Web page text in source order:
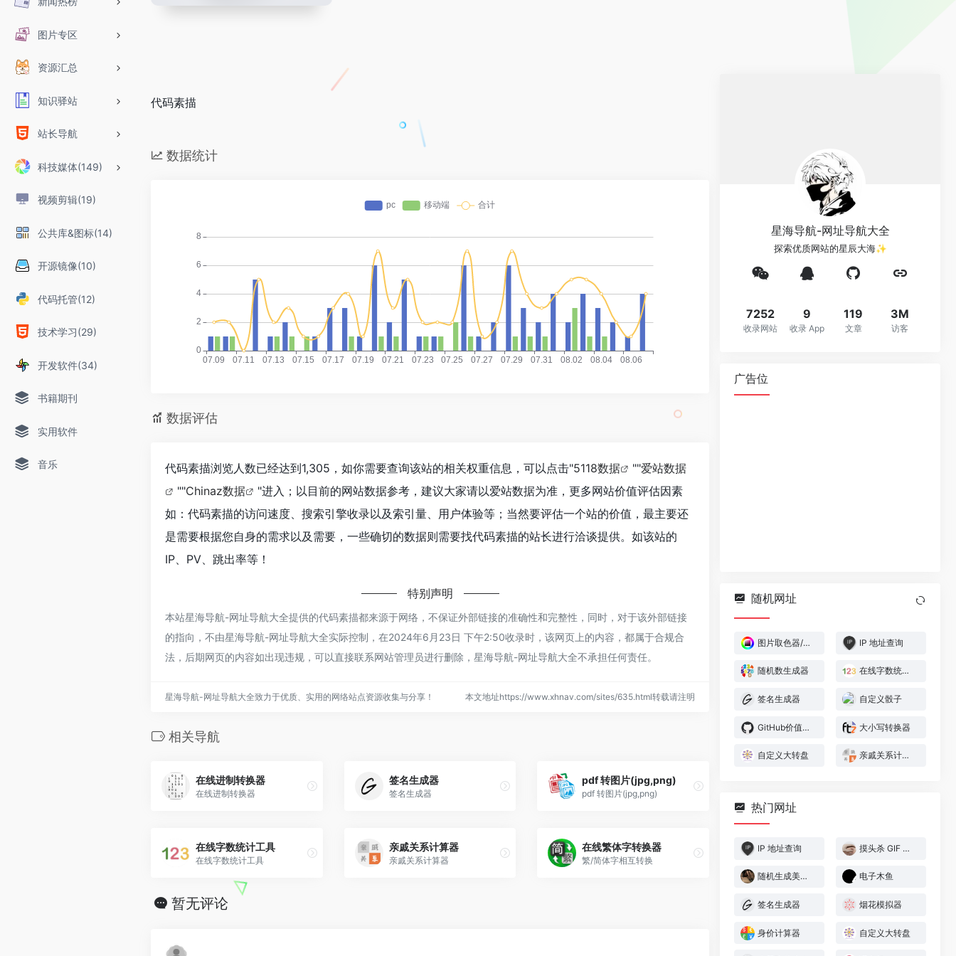
图片专区
资源汇总
知识驿站
站长导航
科技媒体(149)
视频剪辑(19)
公共库&图标(14)
开源镜像(10)
代码托管(12)
技术学习(29)
开发软件(34)
书籍期刊
实用软件
音乐
代码素描
数据统计
数据评估
代码素描浏览人数已经达到1,305，如你需要查询该站的相关权重信息，可以点击"5118数据 ""爱站数据
""Chinaz数据
"进入；以目前的网站数据参考，建议大家请以爱站数据为准，更多网站价值评估因素
如：代码素描的访问速度、搜索引擎收录以及索引量、用户体验等；当然要评估一个站的价值，最主要还
是需要根据您自身的需求以及需要，一些确切的数据则需要找代码素描的站长进行洽谈提供。如该站的
IP、PV、跳出率等！
特别声明
本站星海导航-网址导航大全提供的代码素描都来源于网络，不保证外部链接的准确性和完整性，同时，对于该外部链接
的指向，不由星海导航-网址导航大全实际控制，在2024年6月23日 下午2:50收录时，该网页上的内容，都属于合规合
法，后期网页的内容如出现违规，可以直接联系网站管理员进行删除，星海导航-网址导航大全不承担任何责任。
星海导航-网址导航大全致力于优质、实用的网络站点资源收集与分享！ 本文地址https://www.xhnav.com/sites/635.html转载请注明
相关导航
在线进制转换器
在线进制转换器
签名生成器
签名生成器
pdf 转图片(jpg,png)
pdf 转图片(jpg,png)
在线字数统计工具
在线字数统计工具
亲戚关系计算器
亲戚关系计算器
在线繁体字转换器
繁/简体字相互转换
暂无评论
星海导航-网址导航大全
探索优质网站的星辰大海✨
7252
收录网站
9
收录 App
119
文章
3M
访客
广告位
随机网址
图片取色器/拾色器 IP 地址查询
随机数生成器 在线字数统计工具
签名生成器 自定义骰子
GitHub价值估算器 大小写转换器
自定义大转盘 亲戚关系计算器
热门网址
IP 地址查询 摸头杀 GIF 生成器
随机生成美少女图片 电子木鱼
签名生成器 烟花模拟器
身价计算器 自定义大转盘